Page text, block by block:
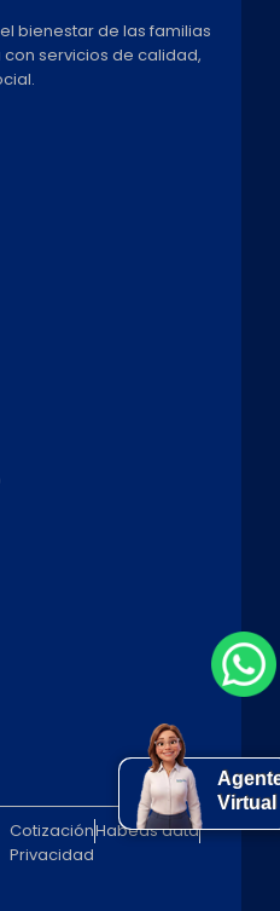
bienestar de las familias
servicios de calidad,
CotizaciónHabeas data
Privacidad
Virtual